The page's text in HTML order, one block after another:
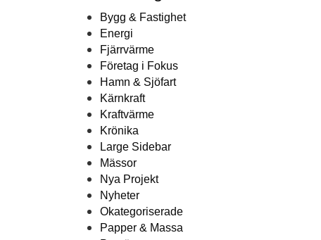
Bygg & Fastighet
Energi
Fjärrvärme
Företag i Fokus
Hamn & Sjöfart
Kärnkraft
Kraftvärme
Krönika
Large Sidebar
Mässor
Nya Projekt
Nyheter
Okategoriserade
Papper & Massa